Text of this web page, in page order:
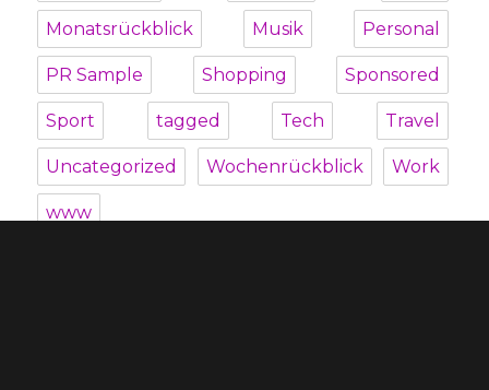
Monatsrückblick Musik Personal
PR Sample Shopping Sponsored
Sport tagged Tech Travel
Uncategorized Wochenrückblick Work
www